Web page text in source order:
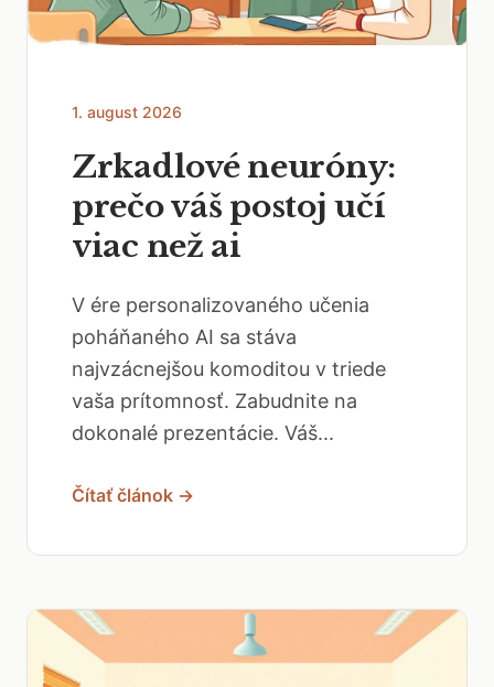
1. august 2026
Zrkadlové neuróny:
prečo váš postoj učí
viac než ai
V ére personalizovaného učenia
poháňaného AI sa stáva
najvzácnejšou komoditou v triede
vaša prítomnosť. Zabudnite na
dokonalé prezentácie. Váš...
Čítať článok →